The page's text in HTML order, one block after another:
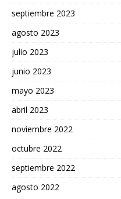
septiembre 2023
agosto 2023
julio 2023
junio 2023
mayo 2023
abril 2023
noviembre 2022
octubre 2022
septiembre 2022
agosto 2022